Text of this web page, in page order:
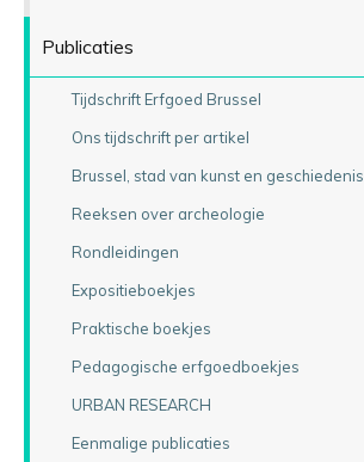
Publicaties
Tijdschrift Erfgoed Brussel
Ons tijdschrift per artikel
Brussel, stad van kunst en geschiedenis
Reeksen over archeologie
Rondleidingen
Expositieboekjes
Praktische boekjes
Pedagogische erfgoedboekjes
URBAN RESEARCH
Eenmalige publicaties